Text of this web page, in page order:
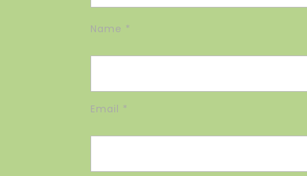
Name *
Email *